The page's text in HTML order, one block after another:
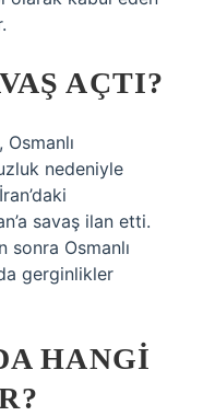
AÇTI?
Osmanlı
nedeniyle
savaş ilan etti.
sonra Osmanlı
gerginlikler
HANGI